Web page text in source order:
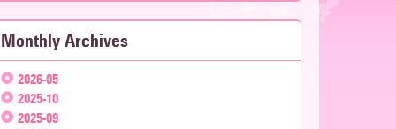
Monthly Archives
2026-05
2025-10
2025-09